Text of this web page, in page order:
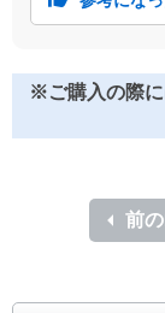
※ご購入の際に
前